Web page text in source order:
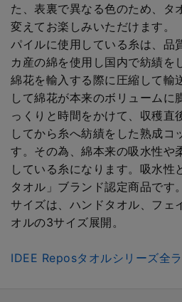
た、表裏で異なる色のため、タ
変えてお楽しみいただけます。
パイルに使用している糸は、品
カ産の綿を使用し国内で紡績を
綿花を輸入する際に圧縮して輸
して綿花が本来のボリュームに
っくりと時間をかけて、収穫直
してから糸へ紡績をした熟成コ
す。その為、綿本来の吸水性や
している糸になります。吸水性
タオル」ブランド認定商品です。
サイズは、ハンドタオル、フェ
オルの3サイズ展開。
IDEE Reposタオルシリーズ全